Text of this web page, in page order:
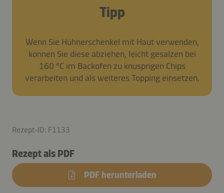
Tipp
Wenn Sie Hühnerschenkel mit Haut verwenden,
können Sie diese abziehen, leicht gesalzen bei
160 °C im Backofen zu knusprigen Chips
verarbeiten und als weiteres Topping einsetzen.
Rezept-ID: F1133
Rezept als PDF
PDF herunterladen